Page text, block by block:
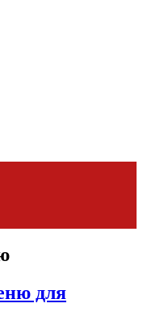
для